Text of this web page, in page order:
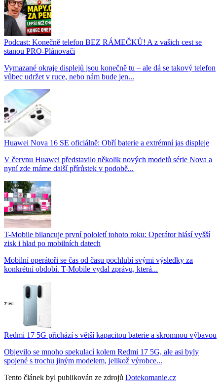
Podcast: Konečně telefon BEZ RÁMEČKŮ! A z vašich cest se
stanou PRO-Plánovači
Vymazané okraje displejů jsou konečně tu – ale dá se takový telefon
vůbec udržet v ruce, nebo nám bude jen...
Huawei Nova 16 SE oficiálně: Obří baterie a extrémní jas displeje
V červnu Huawei představilo několik nových modelů série Nova a
nyní zde máme další přírůstek v podobě...
T-Mobile bilancuje první pololetí tohoto roku: Operátor hlásí vyšší
zisk i hlad po mobilních datech
Mobilní operátoři se čas od času pochlubí svými výsledky za
konkrétní období. T-Mobile vydal zprávu, která...
Redmi 17 5G přichází s větší kapacitou baterie a skromnou výbavou
Objevilo se mnoho spekulací kolem Redmi 17 5G, ale asi byly
spojené s trochu jiným modelem, jelikož výrobce...
Tento článek byl publikován ze zdrojů Dotekomanie.cz